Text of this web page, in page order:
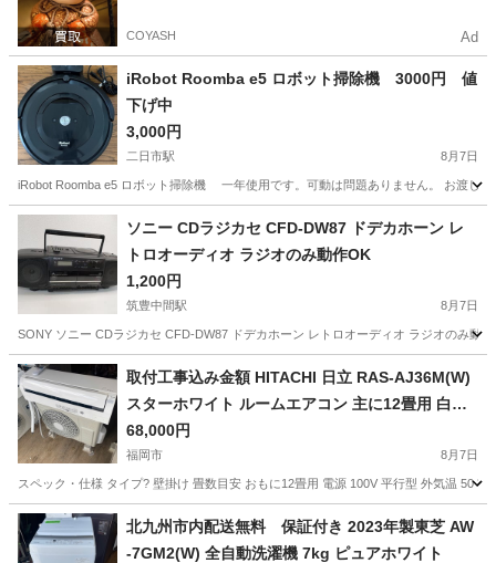
COYASH Ad
iRobot Roomba e5 ロボット掃除機 3000円 値
下げ中
3,000円
二日市駅 8月7日
iRobot Roomba e5 ロボット掃除機 一年使用です。可動は問題ありません。 お渡し
福岡 筑紫野市 生活家電 ロボット掃除機
ソニー CDラジカセ CFD-DW87 ドデカホーン レ
トロオーディオ ラジオのみ動作OK
1,200円
筑豊中間駅 8月7日
SONY ソニー CDラジカセ CFD-DW87 ドデカホーン レトロオーディオ ラジオのみ動
福岡 中間市 筑豊中間駅 オーディオ ドデカホーン
取付工事込み金額 HITACHI 日立 RAS-AJ36M(W)
スターホワイト ルームエアコン 主に12畳用 白く
まくん AJシリーズ 2022年
68,000円
福岡市 8月7日
スペック・仕様 タイプ? 壁掛け 畳数目安 おもに12畳用 電源 100V 平行型 外気温 50
福岡 福岡市 季節、空調家電
北九州市内配送無料 保証付き 2023年製東芝 AW
-7GM2(W) 全自動洗濯機 7kg ピュアホワイト